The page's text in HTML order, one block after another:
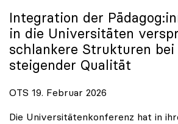
Integration der
in die Universitäten
schlankere Strukturen
steigender Qualität
OTS 19. Februar 2026
Die Universitätenkonferenz hat in